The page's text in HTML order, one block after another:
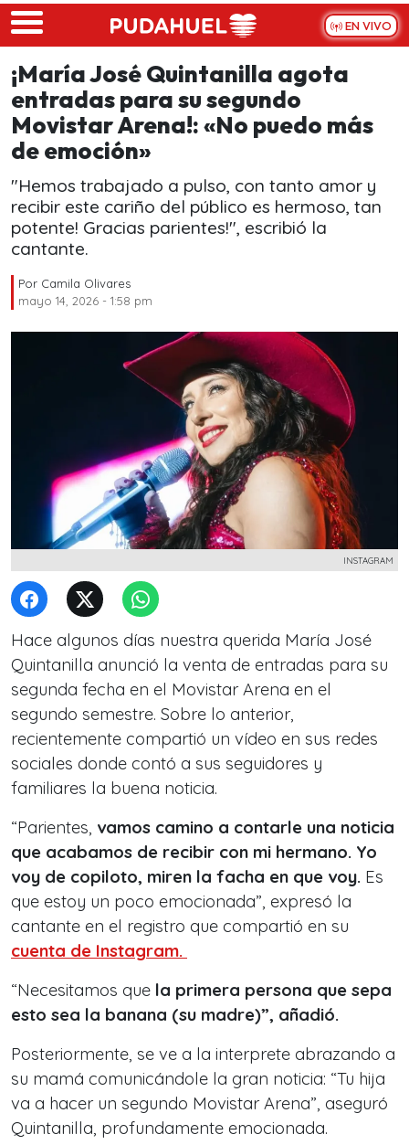
Skip to main content
EN VIVO
¡María José Quintanilla agota
entradas para su segundo
Movistar Arena!: «No puedo más
de emoción»
"Hemos trabajado a pulso, con tanto amor y
recibir este cariño del público es hermoso, tan
potente! Gracias parientes!", escribió la
cantante.
Por Camila Olivares
mayo 14, 2026 - 1:58 pm
INSTAGRAM
Hace algunos días nuestra querida María José
Quintanilla anunció la venta de entradas para su
segunda fecha en el Movistar Arena en el
segundo semestre. Sobre lo anterior,
recientemente compartió un vídeo en sus redes
sociales donde contó a sus seguidores y
familiares la buena noticia.
“Parientes, vamos camino a contarle una noticia
que acabamos de recibir con mi hermano. Yo
voy de copiloto, miren la facha en que voy. Es
que estoy un poco emocionada”, expresó la
cantante en el registro que compartió en su
cuenta de Instagram.
“Necesitamos que la primera persona que sepa
esto sea la banana (su madre)”, añadió.
Posteriormente, se ve a la interprete abrazando a
su mamá comunicándole la gran noticia: “Tu hija
va a hacer un segundo Movistar Arena”, aseguró
Quintanilla, profundamente emocionada.